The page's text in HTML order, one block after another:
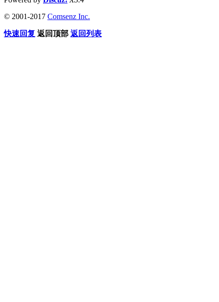
© 2001-2017 Comsenz Inc.
快速回复 返回顶部 返回列表